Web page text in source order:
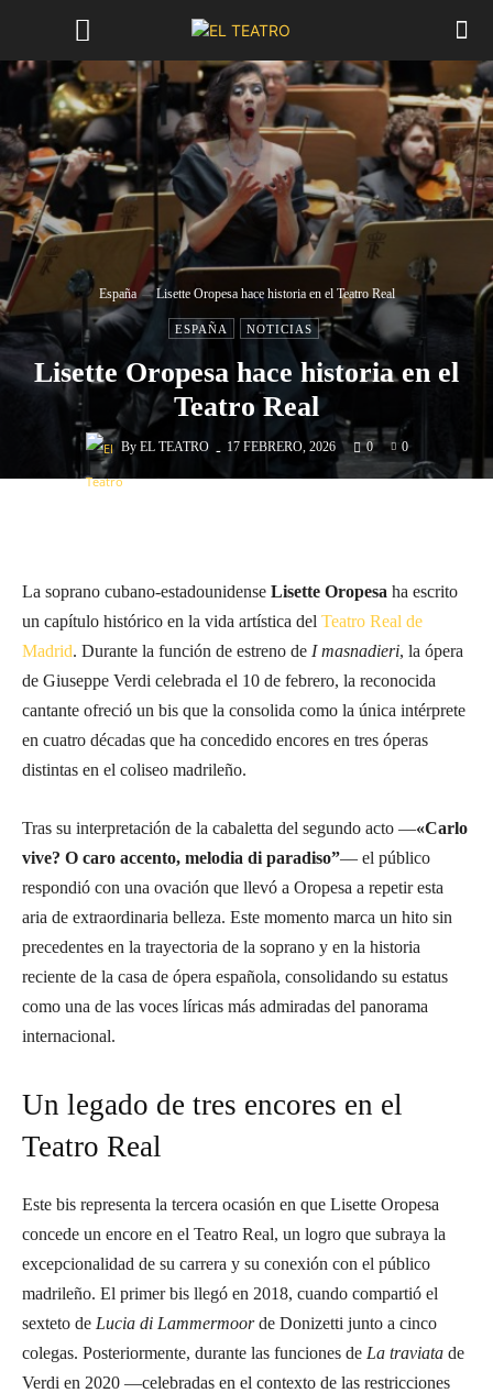
España Lisette Oropesa hace historia en el Teatro Real
ESPAÑA NOTICIAS
Lisette Oropesa hace historia en el
Teatro Real
By EL TEATRO - 17 FEBRERO, 2026 0 0
La soprano cubano-estadounidense Lisette Oropesa ha escrito
un capítulo histórico en la vida artística del Teatro Real de
Madrid. Durante la función de estreno de I masnadieri, la ópera
de Giuseppe Verdi celebrada el 10 de febrero, la reconocida
cantante ofreció un bis que la consolida como la única intérprete
en cuatro décadas que ha concedido encores en tres óperas
distintas en el coliseo madrileño.
Tras su interpretación de la cabaletta del segundo acto —«Carlo
vive? O caro accento, melodia di paradiso”— el público
respondió con una ovación que llevó a Oropesa a repetir esta
aria de extraordinaria belleza. Este momento marca un hito sin
precedentes en la trayectoria de la soprano y en la historia
reciente de la casa de ópera española, consolidando su estatus
como una de las voces líricas más admiradas del panorama
internacional.
Un legado de tres encores en el
Teatro Real
Este bis representa la tercera ocasión en que Lisette Oropesa
concede un encore en el Teatro Real, un logro que subraya la
excepcionalidad de su carrera y su conexión con el público
madrileño. El primer bis llegó en 2018, cuando compartió el
sexteto de Lucia di Lammermoorde Donizetti junto a cinco
colegas. Posteriormente, durante las funciones de La traviata de
Verdi en 2020 —celebradas en el contexto de las restricciones